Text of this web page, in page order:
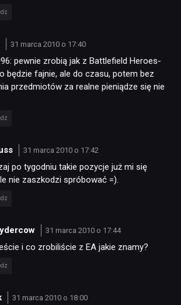
31 marca 2010 o 17:40
pewnie zrobią jak z Battlefield Heroes-
będzie fajnie, ale do czasu, potem bez
przedmiotów za realne pieniądze się nie
31 marca 2010 o 17:42
po tygodniu takie pozycje już mi się
nie zaszkodzi spróbować =).
31 marca 2010 o 17:44
i co zrobiliście z EA jakie znamy?
31 marca 2010 o 18:00